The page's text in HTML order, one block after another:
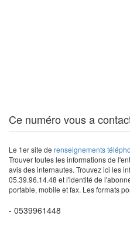
Ce numéro vous a
Le 1er site de renseignements
Trouver toutes les informations de
avis des internautes. Trouvez ici les
05.39.96.14.48 et l'identité de
portable, mobile et fax. Les formats
- 0539961448